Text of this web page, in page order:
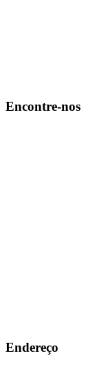
Encontre-nos
Endereço